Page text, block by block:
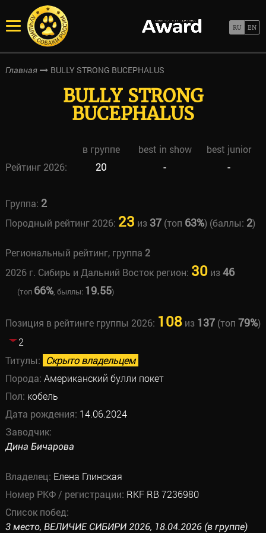
Главная BULLY STRONG BUCEPHALUS
BULLY STRONG
BUCEPHALUS
в группе best in show
best junior
Рейтинг 2026:
20 - -
Группа: 2
Породный рейтинг 2026: 23 из 37(топ 63%) (баллы: 2)
Региональный рейтинг, группа 2
2026 г. Сибирь и Дальний Восток регион: 30из46
(топ 66%, быллы: 19.55)
Позиция в рейтинге группы 2026: 108из 137(топ 79%)
2
Титулы: Скрыто владельцем
Порода: Американский булли покет
Пол: кобель
Дата рождения: 14.06.2024
Заводчик:
Дина Бичарова
Владелец: Елена Глинская
Номер РКФ / регистрации: RKF RB 7236980
Список побед:
3 место, ВЕЛИЧИЕ СИБИРИ 2026, 18.04.2026 (в группе)